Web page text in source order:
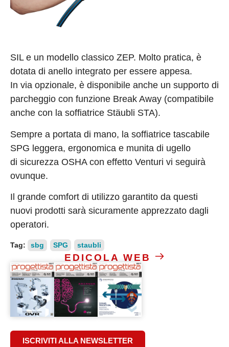
SIL e un modello classico ZEP. Molto pratica, è
dotata di anello integrato per essere appesa.
In via opzionale, è disponibile anche un supporto di
parcheggio con funzione Break Away (compatibile
anche con la soffiatrice Stäubli STA).
Sempre a portata di mano, la soffiatrice tascabile
SPG leggera, ergonomica e munita di ugello
di sicurezza OSHA con effetto Venturi vi seguirà
ovunque.
Il grande comfort di utilizzo garantito da questi
nuovi prodotti sarà sicuramente apprezzato dagli
operatori.
Tag: sbg SPG staubli
EDICOLA WEB
ISCRIVITI ALLA NEWSLETTER